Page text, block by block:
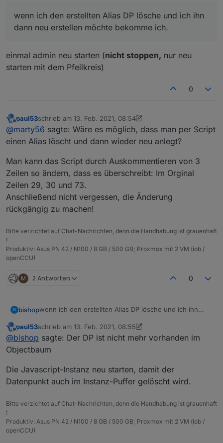
wenn ich den erstellten Alias DP lösche und ich ihn
dann neu erstellen möchte bekomme ich.
einmal admin neu starten (nicht stoppen, nur neu
starten mit dem Pfeilkreis)
0
Offline
paul53schrieb am 13. Feb. 2021, 08:54
zuletzt editiert von paul53
@marty56 sagte: Wäre es möglich, dass man per Script
einen Alias löscht und dann wieder neu anlegt?
Man kann das Script durch Auskommentieren von 3
Zeilen so ändern, dass es überschreibt: Im Orginal
Zeilen 29, 30 und 73.
Anschließend nicht vergessen, die Änderung
rückgängig zu machen!
Bitte verzichtet auf Chat-Nachrichten, denn die Handhabung ist grauenhaft
!
Produktiv: Asus PN 42 / N100 / 8 GB / 500 GB; Proxmox mit 2 VM (iob /
openCCU)
M 2 Antworten 0
B bishopwenn ich den erstellten Alias DP lösche und ich ihn
Offline
paul53schrieb am 13. Feb. 2021, 08:55
zuletzt editiert von paul53
@bishop sagte: Der DP ist nicht mehr vorhanden im
Objectbaum
Die Javascript-Instanz neu starten, damit der
Datenpunkt auch im Instanz-Puffer gelöscht wird.
Bitte verzichtet auf Chat-Nachrichten, denn die Handhabung ist grauenhaft
!
Produktiv: Asus PN 42 / N100 / 8 GB / 500 GB; Proxmox mit 2 VM (iob /
openCCU)